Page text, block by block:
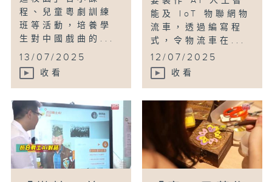
程、兒童粵劇訓練
班等活動，培養學
生對中國戲曲的...
13/07/2025
收看
能及 IoT 物聯網物
流車，透過編寫程
式，令物流車在...
12/07/2025
收看